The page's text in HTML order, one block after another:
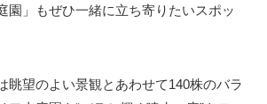
園」もぜひ一緒に立ち寄りたいスポッ
眺望のよい景観とあわせて140株のバラ